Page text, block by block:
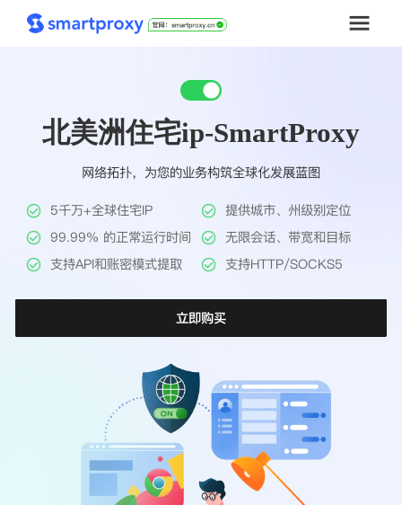
套餐购买
工具
帮助中心
北美洲住宅ip-SmartProxy
网络拓扑，为您的业务构筑全球化发展蓝图
5千万+全球住宅IP
提供城市、州级别定位
99.99% 的正常运行时间
无限会话、带宽和目标
支持API和账密模式提取
支持HTTP/SOCKS5
立即购买